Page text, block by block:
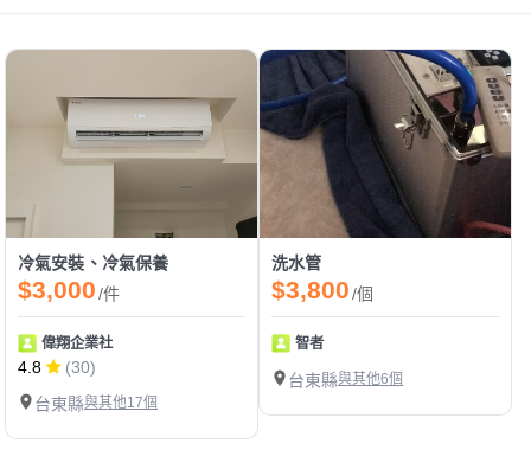
冷氣安裝、冷氣保養
$3,000/件
偉翔企業社
4.8
(30)
台東縣與其他17個
洗水管
$3,800/個
智者
台東縣與其他6個